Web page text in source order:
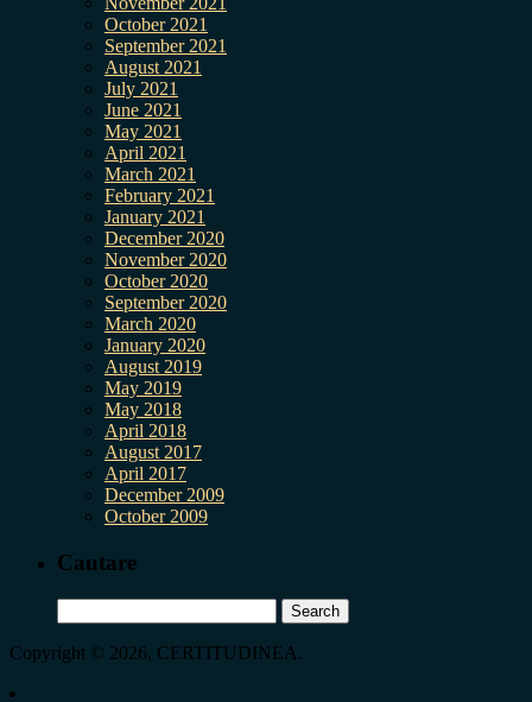
October 2021
September 2021
August 2021
July 2021
June 2021
May 2021
April 2021
March 2021
February 2021
January 2021
December 2020
November 2020
October 2020
September 2020
March 2020
January 2020
August 2019
May 2019
May 2018
April 2018
August 2017
April 2017
December 2009
October 2009
Cautare
for:
Copyright © 2026, CERTITUDINEA.